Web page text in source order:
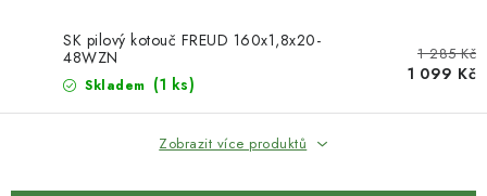
STROJE DO DÍLNY
SK pilový kotouč FREUD 160x1,8x20-
48WZN
Skladem (1 ks)
1 285 Kč
1 099 Kč
Zobrazit více produktů